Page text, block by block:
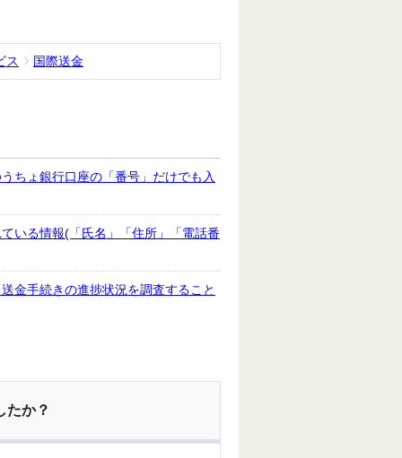
ス 国際送金
ちょ銀行口座の「番号」だけでも入
いる情報(「氏名」「住所」「電話番
金手続きの進捗状況を調査すること
たか？